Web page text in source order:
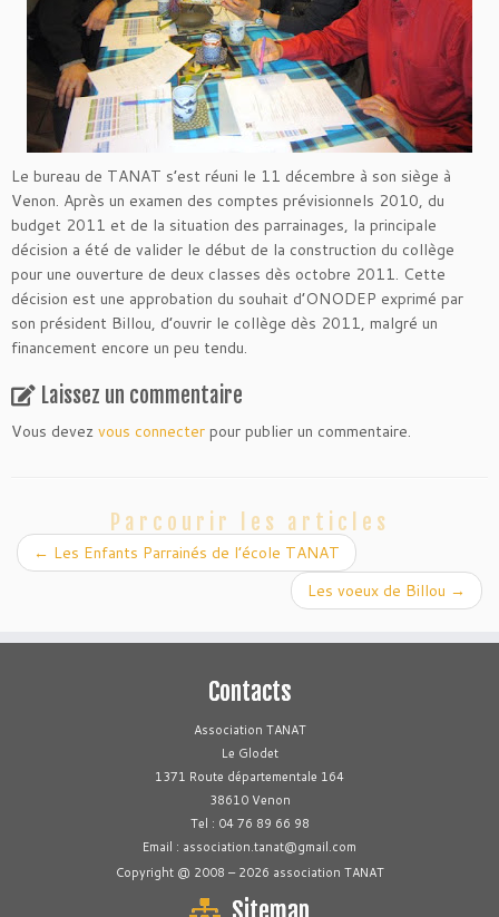
Le bureau de TANAT s’est réuni le 11 décembre à son siège à
Venon. Après un examen des comptes prévisionnels 2010, du
budget 2011 et de la situation des parrainages, la principale
décision a été de valider le début de la construction du collège
pour une ouverture de deux classes dès octobre 2011. Cette
décision est une approbation du souhait d’ONODEP exprimé par
son président Billou, d’ouvrir le collège dès 2011, malgré un
financement encore un peu tendu.
Laissez un commentaire
Vous devez vous connecter pour publier un commentaire.
Parcourir les articles
← Les Enfants Parrainés de l’école TANAT
Les voeux de Billou →
Contacts
Association TANAT
Le Glodet
1371 Route départementale 164
38610 Venon
Tel : 04 76 89 66 98
Email : association.tanat@gmail.com
Copyright @ 2008 – 2026 association TANAT
Sitemap